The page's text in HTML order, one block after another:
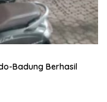
Badung Berhasil